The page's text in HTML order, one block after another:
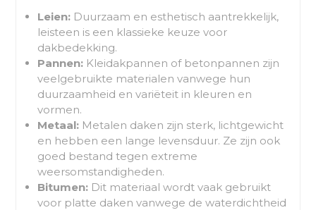
Leien: Duurzaam en esthetisch aantrekkelijk,
leisteen is een klassieke keuze voor
dakbedekking.
Pannen: Kleidakpannen of betonpannen zijn
veelgebruikte materialen vanwege hun
duurzaamheid en variëteit in kleuren en
vormen.
Metaal: Metalen daken zijn sterk, lichtgewicht
en hebben een lange levensduur. Ze zijn ook
goed bestand tegen extreme
weersomstandigheden.
Bitumen: Dit materiaal wordt vaak gebruikt
voor platte daken vanwege de waterdichtheid